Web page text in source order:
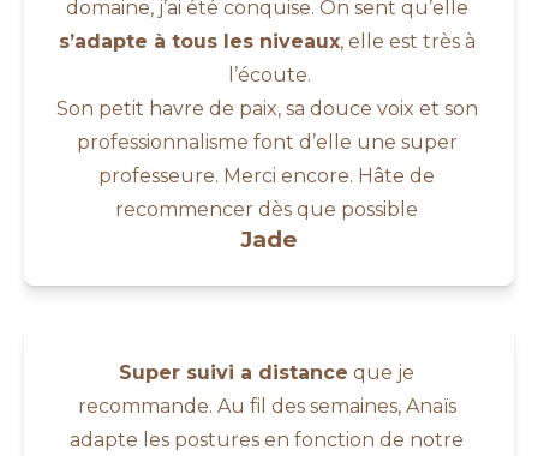
s’adapte à tous les niveaux, elle est très à
l’écoute.
Son petit havre de paix, sa douce voix et son
professionnalisme font d’elle une super
professeure. Merci encore. Hâte de
recommencer dès que possible
Jade
Super suivi a distance que je
recommande. Au fil des semaines, Anaïs
adapte les postures en fonction de notre